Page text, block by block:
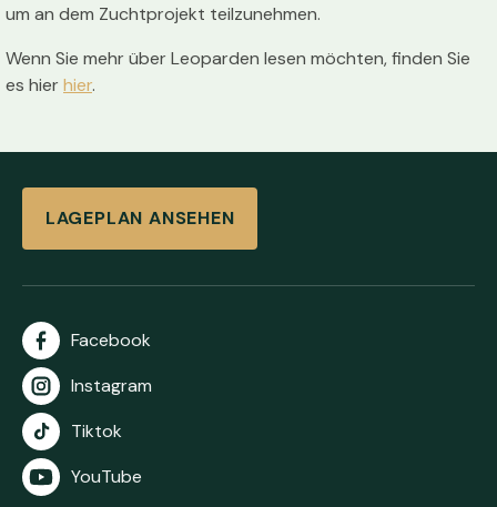
um an dem Zuchtprojekt teilzunehmen.
Wenn Sie mehr über Leoparden lesen möchten, finden Sie
es hier hier.
LAGEPLAN ANSEHEN
Facebook
Instagram
Tiktok
YouTube